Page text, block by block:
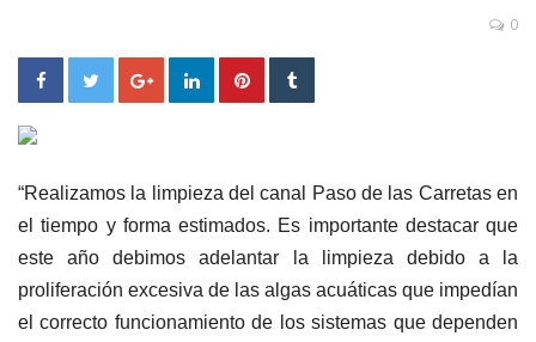
0
“Realizamos la limpieza del canal Paso de las Carretas en
el tiempo y forma estimados. Es importante destacar que
este año debimos adelantar la limpieza debido a la
proliferación excesiva de las algas acuáticas que impedían
el correcto funcionamiento de los sistemas que dependen